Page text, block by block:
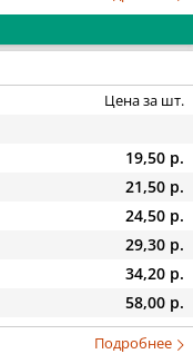
Цена за шт.
19,50 р.
21,50 р.
24,50 р.
29,30 р.
34,20 р.
58,00 р.
Подробнее